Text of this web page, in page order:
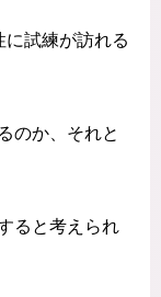
に試練が訪れる
のか、それと
ると考えられ